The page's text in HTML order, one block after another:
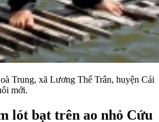
Trung, xã Lương Thế Trân, huyện Cái
mới.
lót bạt trên ao nhỏ Cứu